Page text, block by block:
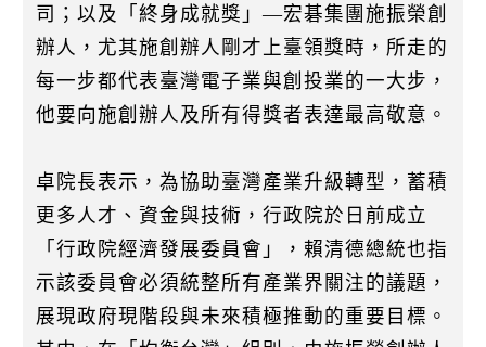
司；以及「終身成就獎」—宏碁集團施振榮創
辦人，尤其施創辦人剛才上臺領獎時，所走的
每一步都代表臺灣電子業與創投業的一大步，
他要向施創辦人及所有得獎者表達最高敬意。
卓院長表示，為協助臺灣產業升級轉型，蓄積
更多人才、資金與技術，行政院於日前成立
「行政院經濟發展委員會」，賴清德總統也指
示該委員會必須統整所有產業界關注的議題，
展現政府現階段與未來積極推動的重要目標。